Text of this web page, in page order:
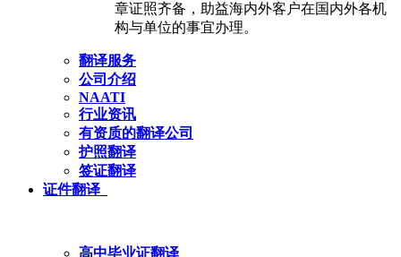
章证照齐备，助益海内外客户在国内外各机
构与单位的事宜办理。
翻译服务
公司介绍
NAATI
行业资讯
有资质的翻译公司
护照翻译
签证翻译
证件翻译
高中毕业证翻译